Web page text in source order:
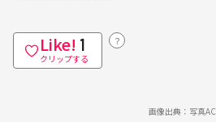
Like! 1
クリップする
？
画像出典：写真AC